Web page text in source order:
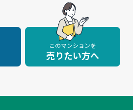
このマンションを
売りたい方へ